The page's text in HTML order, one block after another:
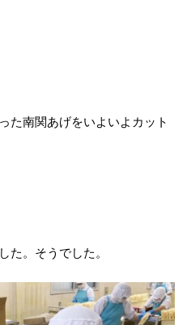
た南関あげをいよいよカット
た。そうでした。